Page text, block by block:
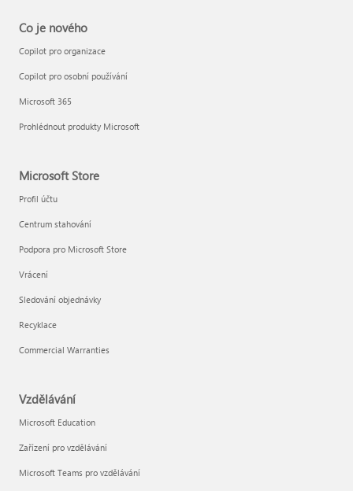
Co je nového
Copilot pro organizace
Copilot pro osobní používání
Microsoft 365
Prohlédnout produkty Microsoft
Microsoft Store
Profil účtu
Centrum stahování
Podpora pro Microsoft Store
Vrácení
Sledování objednávky
Recyklace
Commercial Warranties
Vzdělávání
Microsoft Education
Zařízení pro vzdělávání
Microsoft Teams pro vzdělávání